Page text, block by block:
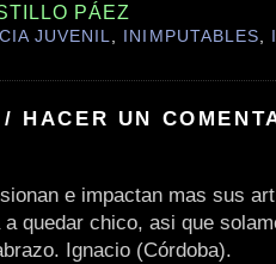
PÁEZ
JUVENIL, INIMPUTABLES,
HACER UN
e impactan mas sus
quedar chico, asi que
Ignacio (Córdoba).